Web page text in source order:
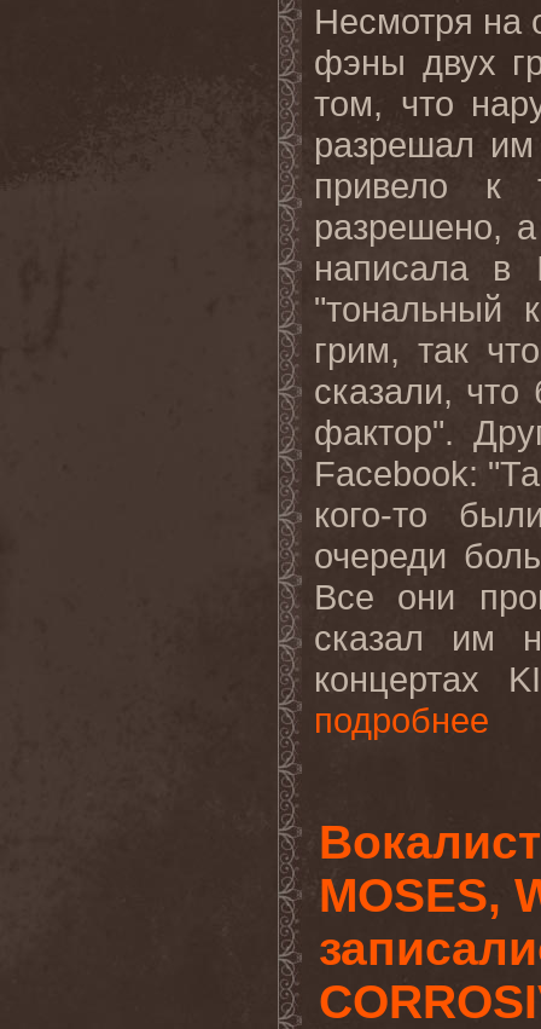
Несмотря на
фэны двух
том, что
разрешал
привело к
разрешено,
написала в
"тональный
грим, так
сказали,
фактор".
Facebook:
кого-то
очереди
Все они
сказал им
концертах
подробнее
MOSES,